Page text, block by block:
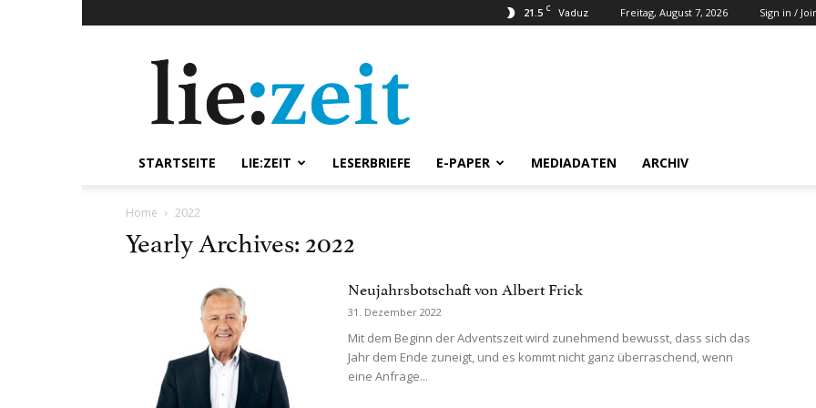
21.5 C Vaduz Freitag, August 7, 2026 Sign in /
STARTSEITE LIE:ZEIT LESERBRIEFE E-PAPER MEDIADATEN ARCHIV
Home 2022
Yearly Archives: 2022
Neujahrsbotschaft von Albert Frick
31. Dezember 2022
Mit dem Beginn der Adventszeit wird zunehmend bewusst, dass sich das
Jahr dem Ende zuneigt, und es kommt nicht ganz überraschend, wenn
eine Anfrage...